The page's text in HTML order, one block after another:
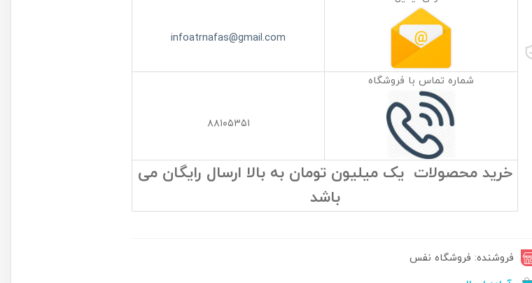
infoatrnafas@gmail.com
شماره تماس با فروشگاه
۸۸۱۰۵۳۵۱
خرید محصولات یک میلیون تومان به بالا ارسال رایگان می
باشد
فروشنده: فروشگاه نفس